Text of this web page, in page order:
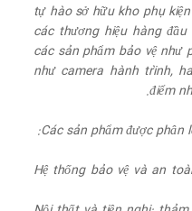
tự hào sở hữu kho phụ
các thương hiệu hàng
các sản phẩm bảo vệ như
như camera hành trình,
điểm
Các sản phẩm được
Hệ thống bảo vệ và an